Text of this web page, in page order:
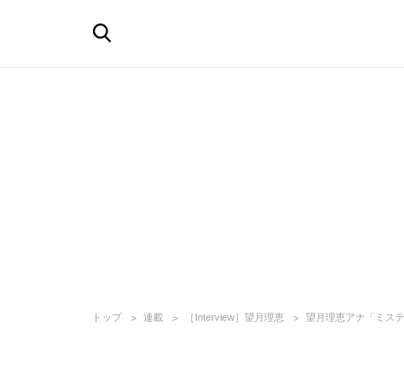
トップ 連載 ［Interview］望月理恵 望月理恵アナ「ミス